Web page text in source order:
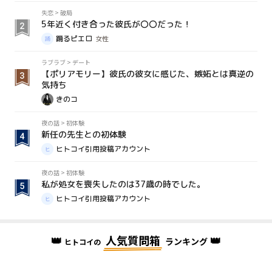
失恋 > 破局
5年近く付き合った彼氏が〇〇だった！
踊るピエロ 女性
ラブラブ > デート
【ポリアモリー】彼氏の彼女に感じた、嫉妬とは真逆の
気持ち
きのコ
夜の話 > 初体験
新任の先生との初体験
ヒトコイ引用投稿アカウント
夜の話 > 初体験
私が処女を喪失したのは37歳の時でした。
ヒトコイ引用投稿アカウント
👑 ヒトコイの 人気質問箱 ランキング 👑